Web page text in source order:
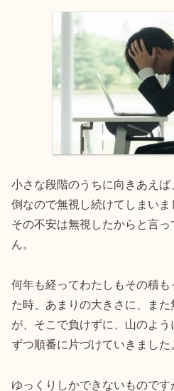
小さな段階のうちに向きあえ
倒なので無視し続けてしまいま
その不安は無視したからと言
ん。
何年も経ってわたしもその積
た時、あまりの大きさに、ま
が、そこで負けずに、山のよ
ずつ順番に片づけていきました
ゆっくりしかできないもので